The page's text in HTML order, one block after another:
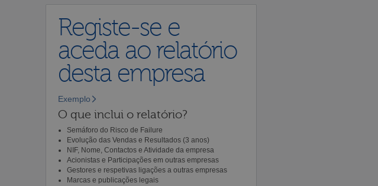
Registe-se e
aceda ao relatório
desta empresa
Exemplo
O que inclui o relatório?
Semáforo do Risco de Failure
Evolução das Vendas e Resultados (3 anos)
NIF, Nome, Contactos e Atividade da empresa
Acionistas e Participações em outras empresas
Gestores e respetivas ligações a outras empresas
Marcas e publicações legais